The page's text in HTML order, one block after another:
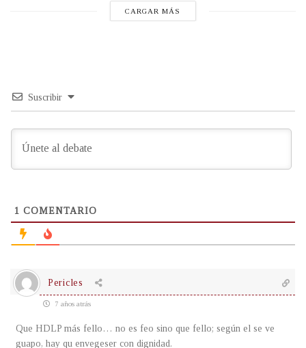
CARGAR MÁS
Suscribir
1 COMENTARIO
Pericles
7 años atrás
Que HDLP más fello… no es feo sino que fello; según el se ve
guapo, hay qu envegeser con dignidad.